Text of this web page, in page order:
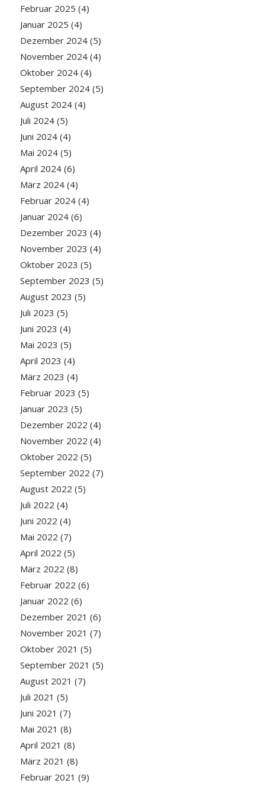
Februar 2025 (4)
Januar 2025 (4)
Dezember 2024(5)
November 2024(4)
Oktober 2024(4)
September 2024(5)
August 2024(4)
Juli 2024(5)
Juni 2024(4)
Mai 2024(5)
April 2024(6)
März 2024(4)
Februar 2024(4)
Januar 2024(6)
Dezember 2023 (4)
November 2023 (4)
Oktober 2023 (5)
September 2023 (5)
August 2023 (5)
Juli 2023 (5)
Juni 2023 (4)
Mai 2023 (5)
April 2023 (4)
März 2023 (4)
Februar 2023 (5)
Januar 2023 (5)
Dezember 2022 (4)
November 2022 (4)
Oktober 2022 (5)
September 2022 (7)
August 2022 (5)
Juli 2022 (4)
Juni 2022 (4)
Mai 2022 (7)
April 2022 (5)
März 2022 (8)
Februar 2022 (6)
Januar 2022 (6)
Dezember 2021 (6)
November 2021 (7)
Oktober 2021 (5)
September 2021 (5)
August 2021 (7)
Juli 2021 (5)
Juni 2021 (7)
Mai 2021 (8)
April 2021 (8)
März 2021 (8)
Februar 2021 (9)